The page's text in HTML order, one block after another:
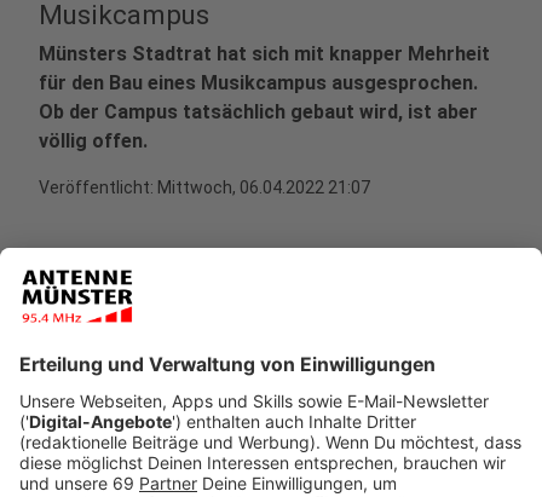
Musikcampus
Münsters Stadtrat hat sich mit knapper Mehrheit
für den Bau eines Musikcampus ausgesprochen.
Ob der Campus tatsächlich gebaut wird, ist aber
völlig offen.
Veröffentlicht: Mittwoch, 06.04.2022 21:07
Anzeige
anwesenden Ratsmitgliedern) für eine
Zusammenarbeit mit der Universität und für den
gemeinsam geplanten Musikcampus ausgesprochen.
Die Verwaltung wird in dem Beschluss beauftragt, das
300-Millionen-Euro-Projekt voranzutreiben. Ein